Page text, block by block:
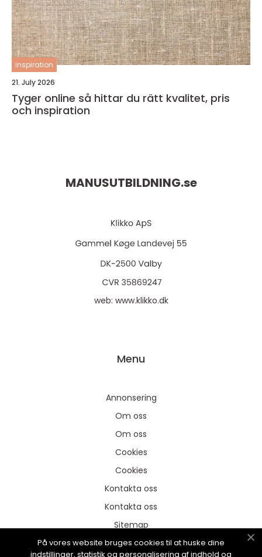
inspiration
21. July 2026
Tyger online så hittar du rätt kvalitet, pris
och inspiration
MANUSUTBILDNING.se
web: www.klikko.dk
Menu
Annonsering
Om oss
Om oss
Cookies
Cookies
Kontakta oss
Kontakta oss
Sitemap
Sitemap
På vores website bruges cookies til at huske dine
indstillinger, statistik og personalisering af indhold og